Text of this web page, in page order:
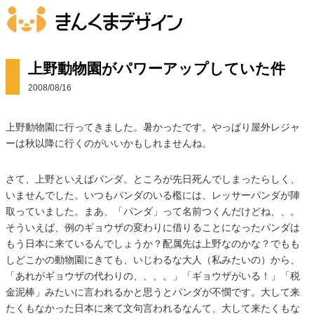
上野動物園がパワーアップしていた件
2008/08/16
上野動物園に行ってきました。暑かったです。やっぱり屋外レジャ
ーは秋以降に行くのがいいかもしれませんね。
さて、上野といえばパンダ。ところが先日死んでしまったらしく、
いませんでした。いつもパンダのいる檻には、レッサーパンダが陣
取っていました。まあ、「パンダ」って名前つくんだけどね、、。
そういえば、例のギョウザの変わりに借りることになったパンダは
もう日本に来ているんでしょうか？配属先は上野なのかな？でもも
しどこかの動物園にきても、いじわるな大人（私みたいの）から、
「あれがギョウザの代わりの、、、。」「ギョウザがいる！」「税
金泥棒」みたいに言われるかと思うとパンダが不憫です。大して来
たくもなかった日本に来て文句言われるなんて、大して来たくもな